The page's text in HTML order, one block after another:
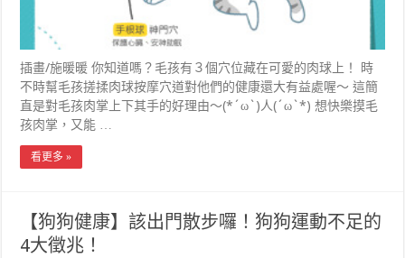
插畫/施暖暖 你知道嗎？毛孩有３個穴位藏在可愛的肉球上！ 時
不時幫毛孩搓揉肉球按摩穴道對他們的健康還大有益處喔～ 這簡
直是對毛孩肉掌上下其手的好理由～(*´ω`)人(´ω`*) 想快樂摸毛
孩肉掌，又能 …
看更多 »
【狗狗健康】該出門散步囉！狗狗運動不足的
4大徵兆！